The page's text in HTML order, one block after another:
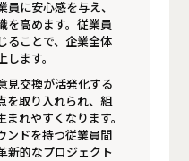
員に安心感を与え、
を高めます。従業員
ることで、企業全体
ます。
見交換が活発化する
を取り入れられ、組
れやすくなります。
ンドを持つ従業員間
新的なプロジェクト